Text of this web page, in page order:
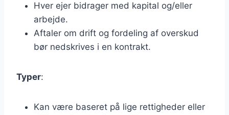
Hver ejer bidrager med kapital og/eller
arbejde.
Aftaler om drift og fordeling af overskud
bør nedskrives i en kontrakt.
Typer:
Kan være baseret på lige rettigheder eller